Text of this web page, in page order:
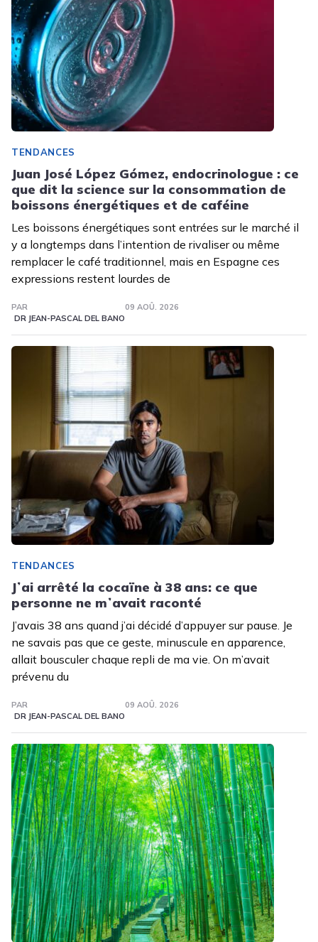
TENDANCES
Juan José López Gómez, endocrinologue : ce
que dit la science sur la consommation de
boissons énergétiques et de caféine
Les boissons énergétiques sont entrées sur le marché il
y a longtemps dans l’intention de rivaliser ou même
remplacer le café traditionnel, mais en Espagne ces
expressions restent lourdes de
PAR
DR JEAN-PASCAL DEL BANO
09 AOÛ. 2026
TENDANCES
Jʼai arrêté la cocaïne à 38 ans: ce que
personne ne mʼavait raconté
J’avais 38 ans quand j’ai décidé d’appuyer sur pause. Je
ne savais pas que ce geste, minuscule en apparence,
allait bousculer chaque repli de ma vie. On m’avait
prévenu du
PAR
DR JEAN-PASCAL DEL BANO
09 AOÛ. 2026